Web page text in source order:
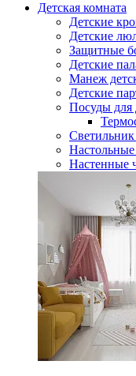
Детская комната
Детские
Детские
Защитные
Детские
Манеж
Детские
Посуды для
Светильник
Настольные
Настенные